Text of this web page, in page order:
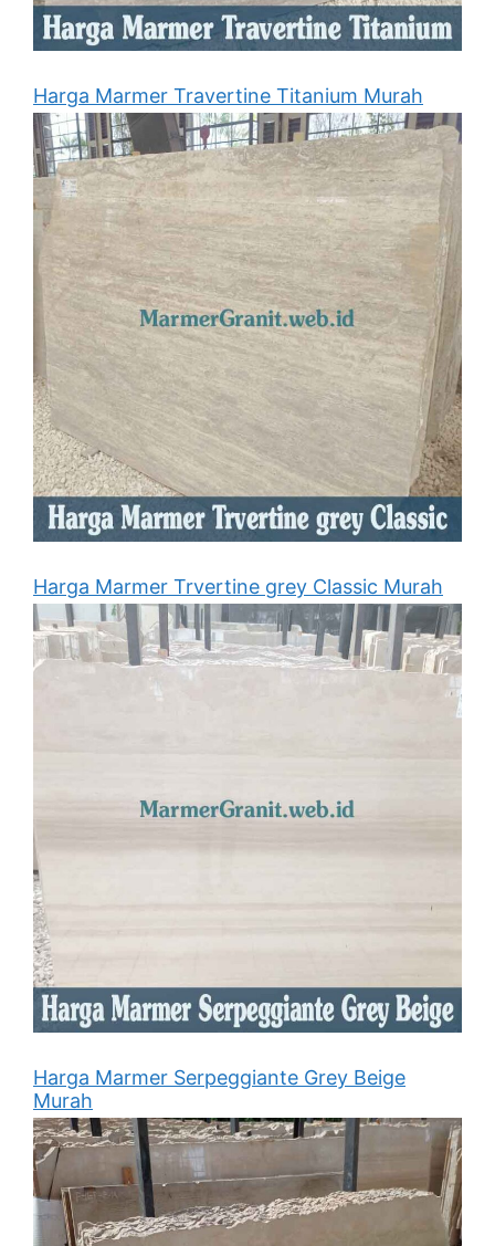
Harga Marmer Travertine Titanium Murah
Harga Marmer Trvertine grey Classic Murah
Harga Marmer Serpeggiante Grey Beige
Murah